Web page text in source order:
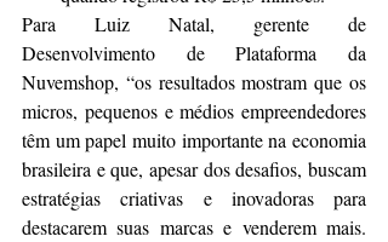
Para Luiz Natal, gerente de
Desenvolvimento de Plataforma da
Nuvemshop, “os resultados mostram que os
micros, pequenos e médios empreendedores
têm um papel muito importante na economia
brasileira e que, apesar dos desafios, buscam
estratégias criativas e inovadoras para
destacarem suas marcas e venderem mais.